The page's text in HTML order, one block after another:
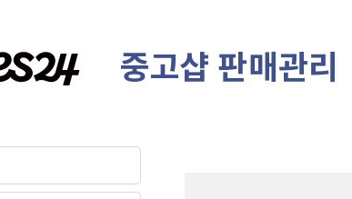
중고샵 판매관리